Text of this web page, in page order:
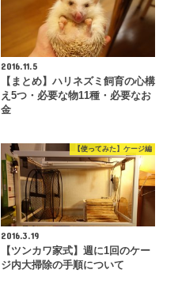
2016.11.5
【まとめ】ハリネズミ飼育の心構
え5つ・必要な物11種・必要なお
金
【使ってみた】ケージ編
2016.3.19
【ツンカワ家式】週に1回のケー
ジ内大掃除の手順について